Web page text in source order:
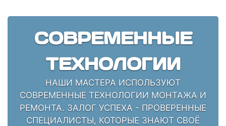
СОВРЕМЕННЫЕ
ТЕХНОЛОГИИ
НАШИ МАСТЕРА ИСПОЛЬЗУЮТ
СОВРЕМЕННЫЕ ТЕХНОЛОГИИ МОНТАЖА И
РЕМОНТА. ЗАЛОГ УСПЕХА - ПРОВЕРЕННЫЕ
СПЕЦИАЛИСТЫ, КОТОРЫЕ ЗНАЮТ СВОЁ